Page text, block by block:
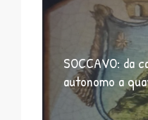
SOCCAVO: da
autonomo a